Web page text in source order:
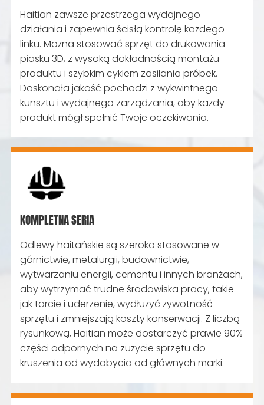
Haitian zawsze przestrzega wydajnego
działania i zapewnia ścisłą kontrolę każdego
linku. Można stosować sprzęt do drukowania
piasku 3D, z wysoką dokładnością montażu
produktu i szybkim cyklem zasilania próbek.
Doskonała jakość pochodzi z wykwintnego
kunsztu i wydajnego zarządzania, aby każdy
produkt mógł spełnić Twoje oczekiwania.
KOMPLETNA SERIA
Odlewy haitańskie są szeroko stosowane w
górnictwie, metalurgii, budownictwie,
wytwarzaniu energii, cementu i innych branżach,
aby wytrzymać trudne środowiska pracy, takie
jak tarcie i uderzenie, wydłużyć żywotność
sprzętu i zmniejszają koszty konserwacji. Z liczbą
rysunkową, Haitian może dostarczyć prawie 90%
części odpornych na zużycie sprzętu do
kruszenia od wydobycia od głównych marki.